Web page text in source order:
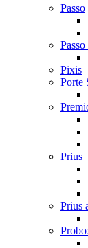
Passo
Passo
Pixis
Porte
Prius
Prius